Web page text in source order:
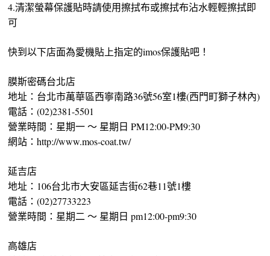
4.清潔螢幕保護貼時請使用擦拭布或擦拭布沾水輕輕擦拭即
可
快到以下店面為愛機貼上指定的imos保護貼吧！
膜斯密碼台北店
地址：台北市萬華區西寧南路36號56室1樓(西門町獅子林內)
電話：(02)2381-5501
營業時間：星期一 ～ 星期日 PM12:00-PM9:30
網站：http://www.mos-coat.tw/
延吉店
地址：106台北市大安區延吉街62巷11號1樓
電話：(02)27733223
營業時間：星期二 ～ 星期日 pm12:00-pm9:30
高雄店